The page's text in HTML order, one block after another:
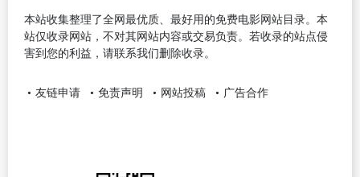
本站收集整理了全网最优质、最好用的免费电影网站目录。本
站仅收录网站，不对其网站内容或交易负责。若收录的站点侵
害到您的利益，请联系我们删除收录。
友链申请 免责声明 网站投稿 广告合作